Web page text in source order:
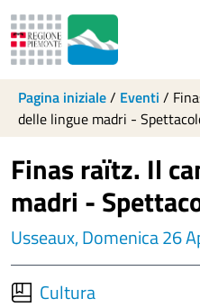
Pagina iniziale/ Eventi /
delle lingue madri -
Finas raïtz. Il
madri -
Usseaux, Domenica 26
Cultura